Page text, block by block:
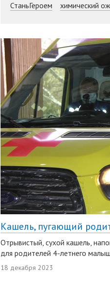
СтаньГероем
химический
Кашель, пугающий
Отрывистый, сухой кашель,
для родителей 4-летнего
18 декабря 2023